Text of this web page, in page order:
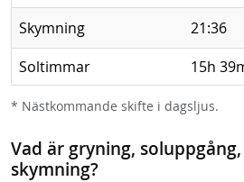
Skymning 21:36
Soltimmar 15h
* Nästkommande skifte i dagsljus.
Vad är gryning,
skymning?